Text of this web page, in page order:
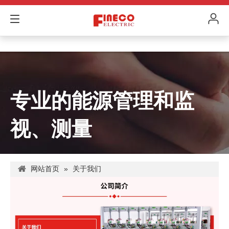
专业的能源管理和监
视、测量
网站首页 » 关于我们